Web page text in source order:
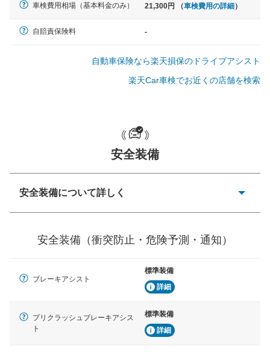
クラウン、アルファード、フォレ
一般的な荷物のサイズの目安
車検費用相場（基本料金のみ） 21,300円 （車検費用の詳細）
自賠責保険料 -
自動車保険なら楽天損保のドライブアシスト
楽天Car車検でお近くの店舗を検索
安全装備
安全装備について詳しく
ーキアシスト、ABSなどが装備されています。
見えにくい場所に潜む危険を予測・通知するためのシス
テムなどが装備されています。
車線のはみだしやふらつきを防止するためにレーンキー
プアシストなどが装備されています
安全装備（衝突防止・危険予測・通知）
ブレーキアシスト
標準装備
詳細
プリクラッシュブレーキアシス
ト
標準装備
詳細